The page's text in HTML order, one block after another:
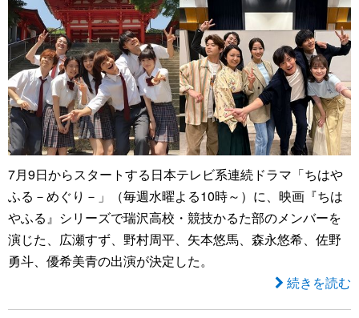
7月9日からスタートする日本テレビ系連続ドラマ「ちはや
ふる－めぐり－」（毎週水曜よる10時～）に、映画『ちは
やふる』シリーズで瑞沢高校・競技かるた部のメンバーを
演じた、広瀬すず、野村周平、矢本悠馬、森永悠希、佐野
勇斗、優希美青の出演が決定した。
続きを読む